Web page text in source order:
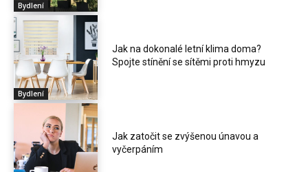
Bydlení
Bydlení
Jak na dokonalé letní klima doma?
Spojte stínění se sítěmi proti hmyzu
Jak zatočit se zvýšenou únavou a
vyčerpáním